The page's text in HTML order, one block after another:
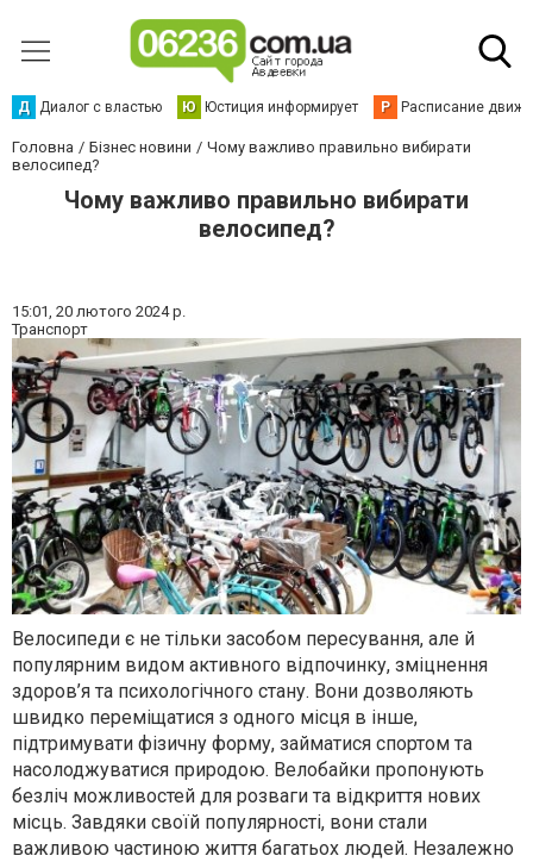
Д Диалог с властью Ю Юстиция информирует Р Расписание
Головна Бізнес новини
Чому важливо правильно вибирати
велосипед?
Чому важливо правильно вибирати
велосипед?
15:01, 20 лютого 2024 р.
Транспорт
Велосипеди є не тільки засобом пересування, але й
популярним видом активного відпочинку, зміцнення
здоров’я та психологічного стану. Вони дозволяють
швидко переміщатися з одного місця в інше,
підтримувати фізичну форму, займатися спортом та
насолоджуватися природою. Велобайки пропонують
безліч можливостей для розваги та відкриття нових
місць. Завдяки своїй популярності, вони стали
важливою частиною життя багатьох людей. Незалежно